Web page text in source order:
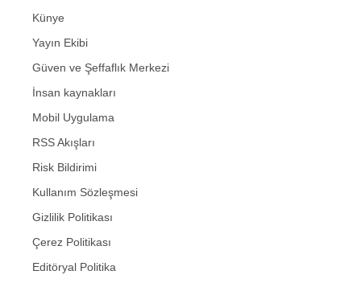
Künye
Yayın Ekibi
Güven ve Şeffaflık Merkezi
İnsan kaynakları
Mobil Uygulama
RSS Akışları
Risk Bildirimi
Kullanım Sözleşmesi
Gizlilik Politikası
Çerez Politikası
Editöryal Politika